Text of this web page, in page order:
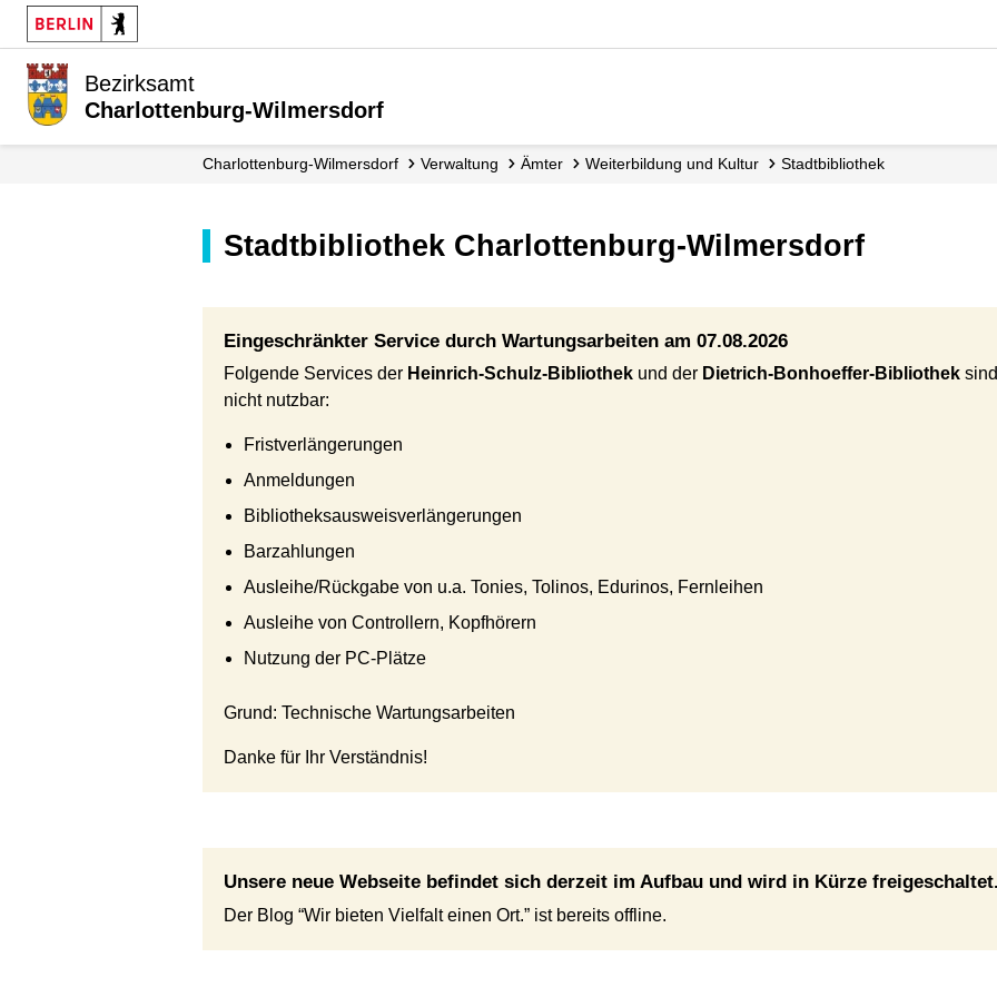
Bezirksamt
Charlottenburg-Wilmersdorf
Charlottenburg-Wilmersdorf Verwaltung Ämter Weiterbildung und Kultur Stadtbibliothek
Stadtbibliothek Charlottenburg-Wilmersdorf
Eingeschränkter Service durch Wartungsarbeiten am 07.08.2026
Folgende Services der Heinrich-Schulz-Bibliothek und der Dietrich-Bonhoeffer-Bibliothek
nicht nutzbar:
Fristverlängerungen
Anmeldungen
Bibliotheksausweisverlängerungen
Barzahlungen
Ausleihe/Rückgabe von u.a. Tonies, Tolinos, Edurinos, Fernleihen
Ausleihe von Controllern, Kopfhörern
Nutzung der PC-Plätze
Grund: Technische Wartungsarbeiten
Danke für Ihr Verständnis!
Unsere neue Webseite befindet sich derzeit im Aufbau und wird in Kürze
Der Blog “Wir bieten Vielfalt einen Ort.” ist bereits offline.